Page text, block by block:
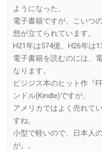
ようになった、
電子書籍ですが、こいつ
想が立てられています。
H21年は574億、H26年は
電子書籍を読むのには、
なります。
ビジジス本のヒット作『
ンドル(Kindle)ですが、
アメリカではよく売れて
すね。
小型で軽いので、日本人
が。。